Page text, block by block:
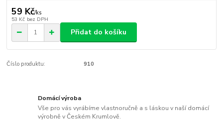
59 Kč/ks
53 Kč bez DPH
Přidat do košíku
Číslo produktu: 910
Domácí výroba
Vše pro vás vyrábíme vlastnoručně a s láskou v naší domácí
výrobně v Českém Krumlově.